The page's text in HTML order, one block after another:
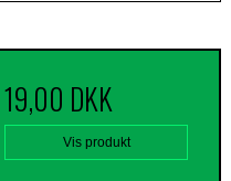
19,00 DKK
Vis produkt